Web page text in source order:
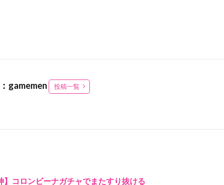
gamemen 投稿一覧
】コロンビーナガチャでまたすり抜ける